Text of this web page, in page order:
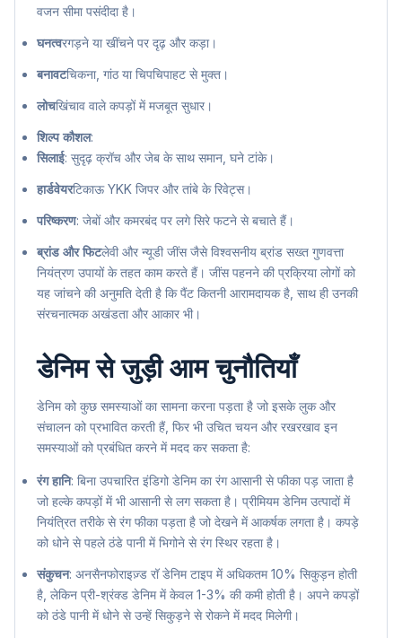
वजन सीमा पसंदीदा है।
घनत्वरगड़ने या खींचने पर दृढ़ और कड़ा।
बनावटचिकना, गांठ या चिपचिपाहट से मुक्त।
लोचखिंचाव वाले कपड़ों में मजबूत सुधार।
शिल्प कौशल:
सिलाई: सुदृढ़ क्रॉच और जेब के साथ समान, घने टांके।
हार्डवेयरटिकाऊ YKK जिपर और तांबे के रिवेट्स।
परिष्करण: जेबों और कमरबंद पर लगे सिरे फटने से बचाते हैं।
ब्रांड और फिटलेवी और न्यूडी जींस जैसे विश्वसनीय ब्रांड सख्त गुणवत्ता
नियंत्रण उपायों के तहत काम करते हैं। जींस पहनने की प्रक्रिया लोगों को
यह जांचने की अनुमति देती है कि पैंट कितनी आरामदायक है, साथ ही उनकी
संरचनात्मक अखंडता और आकार भी।
डेनिम से जुड़ी आम चुनौतियाँ
डेनिम को कुछ समस्याओं का सामना करना पड़ता है जो इसके लुक और
संचालन को प्रभावित करती हैं, फिर भी उचित चयन और रखरखाव इन
समस्याओं को प्रबंधित करने में मदद कर सकता है:
रंग हानि: बिना उपचारित इंडिगो डेनिम का रंग आसानी से फीका पड़ जाता है
जो हल्के कपड़ों में भी आसानी से लग सकता है। प्रीमियम डेनिम उत्पादों में
नियंत्रित तरीके से रंग फीका पड़ता है जो देखने में आकर्षक लगता है। कपड़े
को धोने से पहले ठंडे पानी में भिगोने से रंग स्थिर रहता है।
संकुचन: अनसैनफोराइज़्ड रॉ डेनिम टाइप में अधिकतम 10% सिकुड़न होती
है, लेकिन प्री-श्रंक्ड डेनिम में केवल 1-3% की कमी होती है। अपने कपड़ों
को ठंडे पानी में धोने से उन्हें सिकुड़ने से रोकने में मदद मिलेगी।